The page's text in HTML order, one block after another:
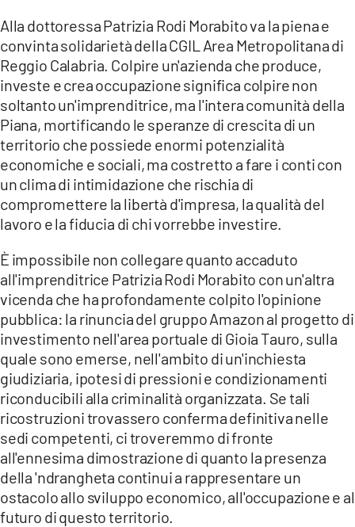
ILVIBONESE.IT
CATANZAROCHANNEL.IT
LACAPITALENEWS.IT
App
ANDROID
APPLE
Alla dottoressa Patrizia Rodi Morabito va la piena e
convinta solidarietà della CGIL Area Metropolitana di
Reggio Calabria. Colpire un'azienda che produce,
investe e crea occupazione significa colpire non
soltanto un'imprenditrice, ma l'intera comunità della
Piana, mortificando le speranze di crescita di un
territorio che possiede enormi potenzialità
economiche e sociali, ma costretto a fare i conti con
un clima di intimidazione che rischia di
compromettere la libertà d'impresa, la qualità del
lavoro e la fiducia di chi vorrebbe investire.
È impossibile non collegare quanto accaduto
all'imprenditrice Patrizia Rodi Morabito con un'altra
vicenda che ha profondamente colpito l'opinione
pubblica: la rinuncia del gruppo Amazon al progetto di
investimento nell'area portuale di Gioia Tauro, sulla
quale sono emerse, nell'ambito di un'inchiesta
giudiziaria, ipotesi di pressioni e condizionamenti
riconducibili alla criminalità organizzata. Se tali
ricostruzioni trovassero conferma definitiva nelle
sedi competenti, ci troveremmo di fronte
all'ennesima dimostrazione di quanto la presenza
della 'ndrangheta continui a rappresentare un
ostacolo allo sviluppo economico, all'occupazione e al
futuro di questo territorio.